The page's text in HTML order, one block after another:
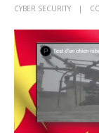
CYBER SECURITY